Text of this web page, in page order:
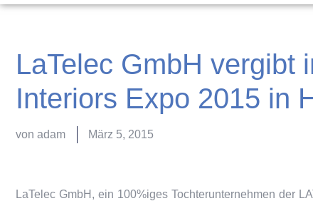
LaTelec GmbH vergibt
Interiors Expo 2015 in
von adam März 5, 2015
LaTelec GmbH, ein 100%iges Tochterunternehmen der